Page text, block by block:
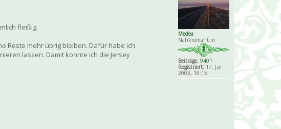
Medea
Nähkromant:in
Beiträge: 9401
Registriert: 17. Jul
2003, 18:15
fleißig.
Reste mehr übrig bleiben. Dafür habe ich
lassen. Damit konnte ich die Jersey